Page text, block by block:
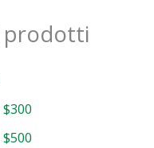
prodotti